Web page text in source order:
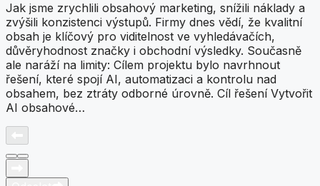
Jak jsme zrychlili obsahový marketing, snížili náklady a
zvýšili konzistenci výstupů. Firmy dnes vědí, že kvalitní
obsah je klíčový pro viditelnost ve vyhledávačích,
důvěryhodnost značky i obchodní výsledky. Současně
ale naráží na limity: Cílem projektu bylo navrhnout
řešení, které spojí AI, automatizaci a kontrolu nad
obsahem, bez ztráty odborné úrovně. Cíl řešení Vytvořit
AI obsahové…